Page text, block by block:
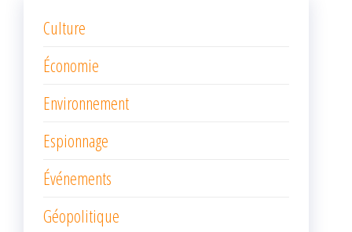
Culture
Économie
Environnement
Espionnage
Événements
Géopolitique